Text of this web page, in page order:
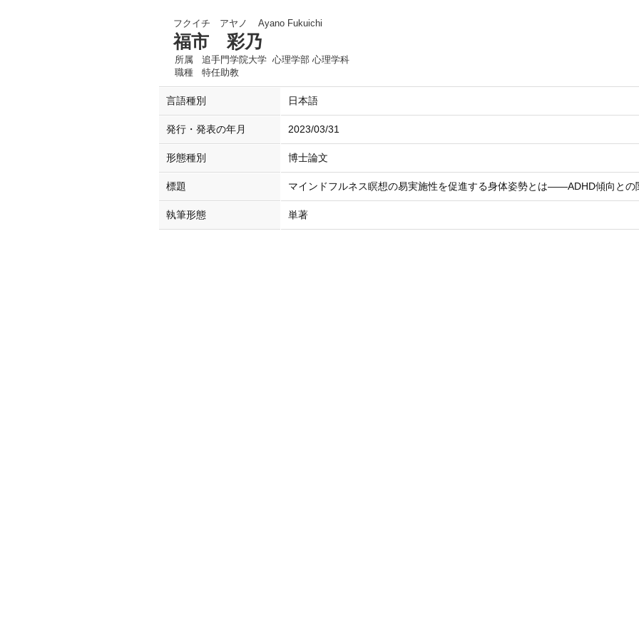
フクイチ アヤノ Ayano Fukuichi
福市 彩乃
所属
追手門学院大学 心理学部 心理学科
職種
特任助教
言語種別 日本語
発行・発表の年月 2023/03/31
形態種別 博士論文
標題 マインドフルネス瞑想の易実施性を促進する身体姿勢とは――ADHD傾向と
執筆形態 単著